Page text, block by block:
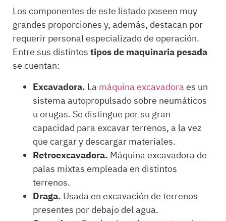
Los componentes de este listado poseen muy
grandes proporciones y, además, destacan por
requerir personal especializado de operación.
Entre sus distintostipos de maquinaria pesada
se cuentan:
Excavadora. La máquina excavadoraes un
sistema autopropulsado sobre neumáticos
u orugas. Se distingue por su gran
capacidad para excavar terrenos, a la vez
que cargar y descargar materiales.
Retroexcavadora. Máquina excavadora de
palas mixtas empleada en distintos
terrenos.
Draga. Usada en excavación de terrenos
presentes por debajo del agua.